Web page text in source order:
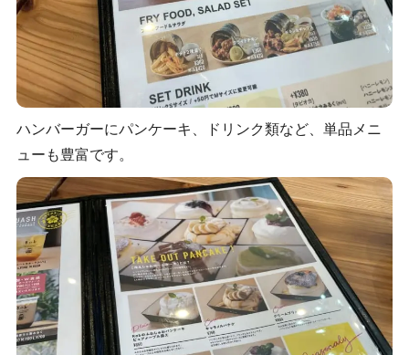
ハンバーガーにパンケーキ、ドリンク類など、単品メニ
ューも豊富です。